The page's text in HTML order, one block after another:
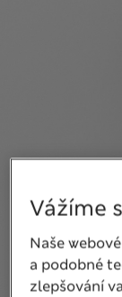
Vážíme
Naše
a podobné
zlepšování